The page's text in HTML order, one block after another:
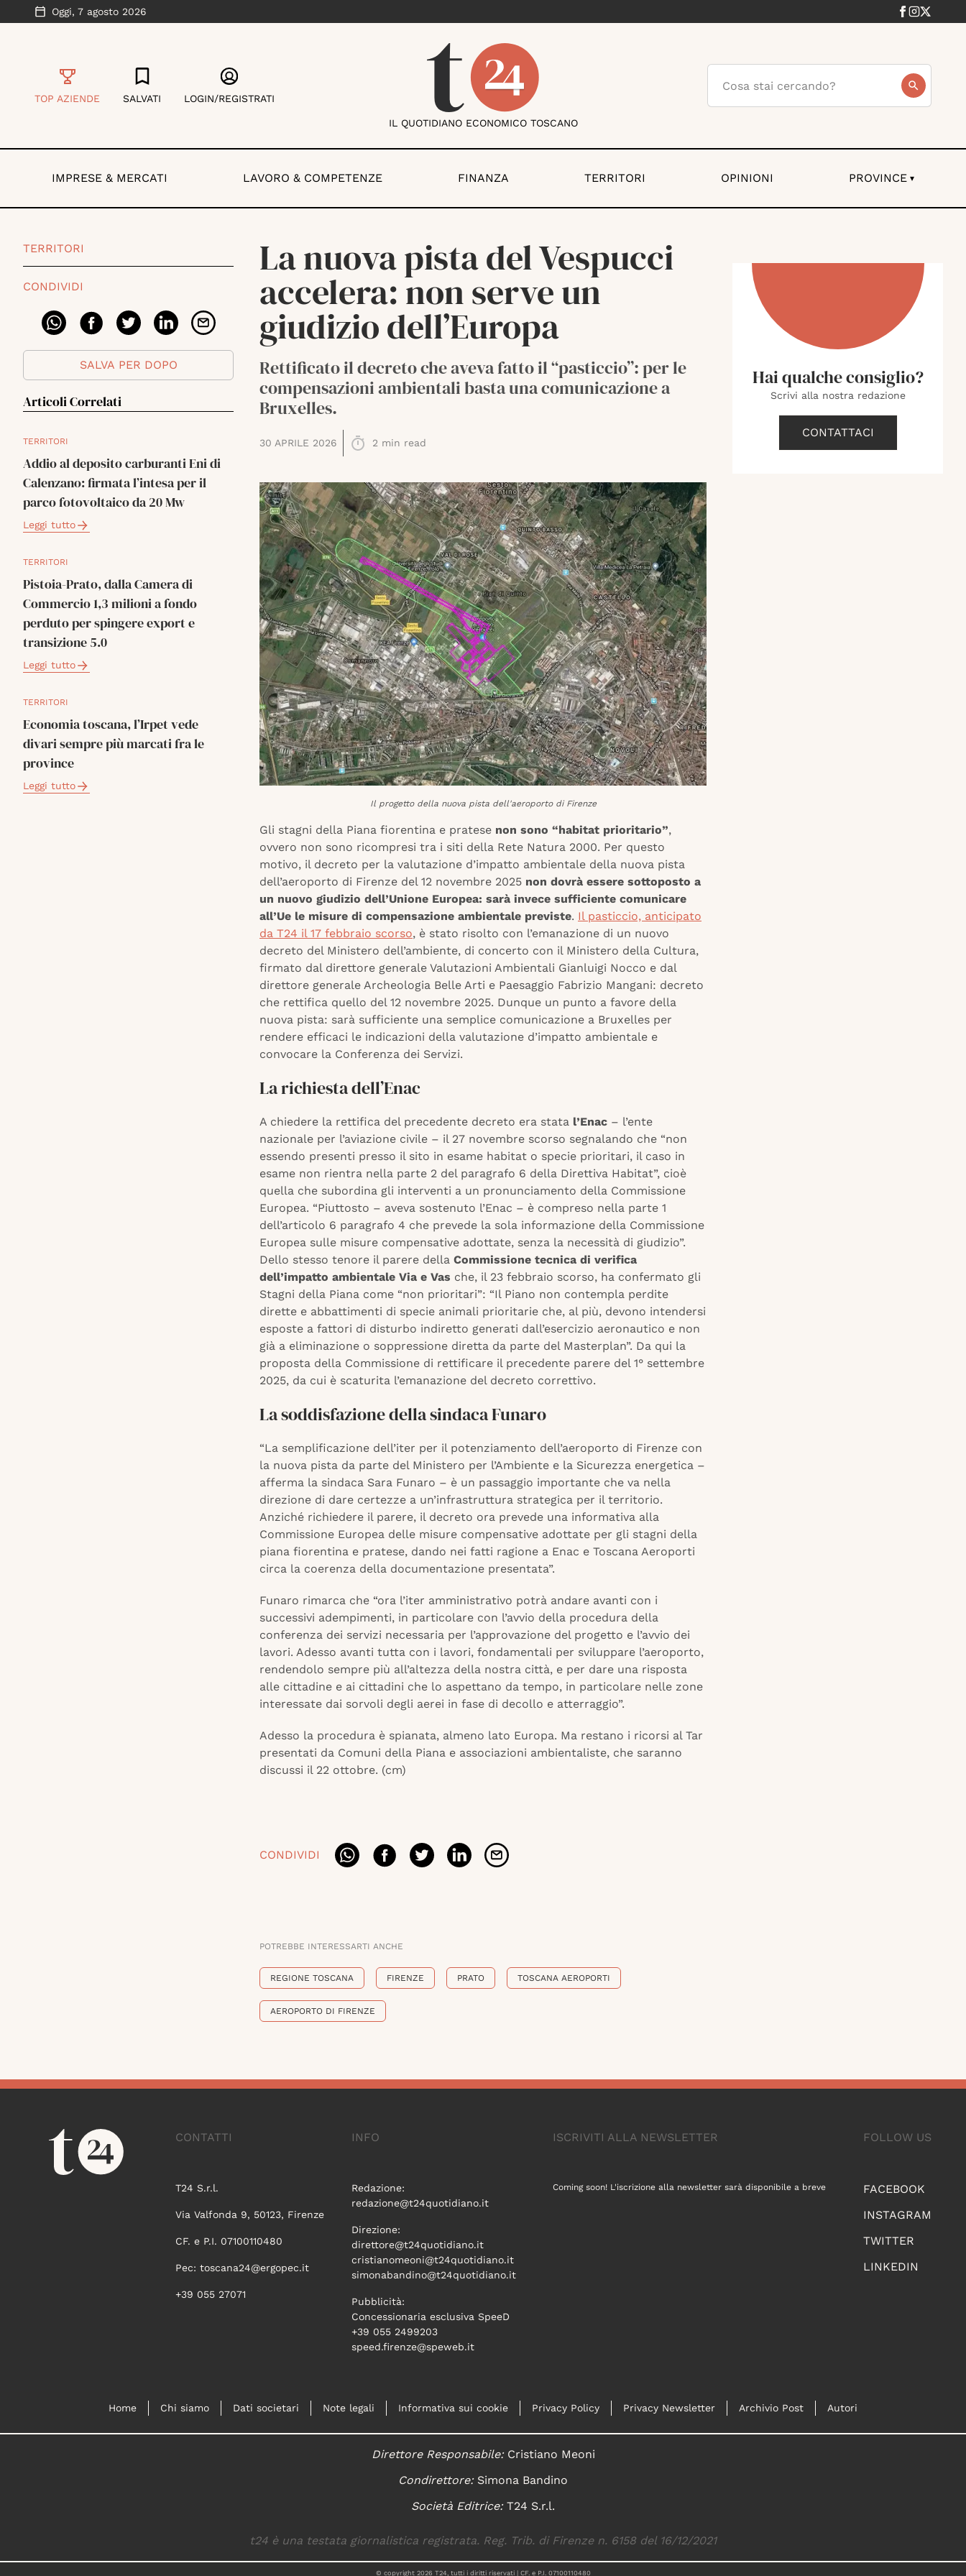
Oggi, 7 agosto 2026
TOP AZIENDE SALVATI LOGIN/REGISTRATI
IL QUOTIDIANO ECONOMICO TOSCANO
IMPRESE & MERCATI LAVORO & COMPETENZE FINANZA TERRITORI OPINIONI PROVINCE ▾
TERRITORI
CONDIVIDI
SALVA PER DOPO
Articoli Correlati
TERRITORI
Addio al deposito carburanti Eni di
Calenzano: firmata l’intesa per il
parco fotovoltaico da 20 Mw
Leggi tutto
TERRITORI
Pistoia-Prato, dalla Camera di
Commercio 1,3 milioni a fondo
perduto per spingere export e
transizione 5.0
Leggi tutto
TERRITORI
Economia toscana, l’Irpet vede
divari sempre più marcati fra le
province
Leggi tutto
La nuova pista del Vespucci
accelera: non serve un
giudizio dell’Europa
Rettificato il decreto che aveva fatto il “pasticcio”: per le
compensazioni ambientali basta una comunicazione a
Bruxelles.
30 APRILE 2026 2 min read
Il progetto della nuova pista dell'aeroporto di Firenze
Gli stagni della Piana fiorentina e pratese non sono “habitat prioritario”,
ovvero non sono ricompresi tra i siti della Rete Natura 2000. Per questo
motivo, il decreto per la valutazione d’impatto ambientale della nuova pista
dell’aeroporto di Firenze del 12 novembre 2025 non dovrà essere sottoposto a
un nuovo giudizio dell’Unione Europea: sarà invece sufficiente comunicare
all’Ue le misure di compensazione ambientale previste. Il pasticcio, anticipato
da T24 il 17 febbraio scorso, è stato risolto con l’emanazione di un nuovo
decreto del Ministero dell’ambiente, di concerto con il Ministero della Cultura,
firmato dal direttore generale Valutazioni Ambientali Gianluigi Nocco e dal
direttore generale Archeologia Belle Arti e Paesaggio Fabrizio Mangani: decreto
che rettifica quello del 12 novembre 2025. Dunque un punto a favore della
nuova pista: sarà sufficiente una semplice comunicazione a Bruxelles per
rendere efficaci le indicazioni della valutazione d’impatto ambientale e
convocare la Conferenza dei Servizi.
La richiesta dell’Enac
A chiedere la rettifica del precedente decreto era stata l’Enac – l’ente
nazionale per l’aviazione civile – il 27 novembre scorso segnalando che “non
essendo presenti presso il sito in esame habitat o specie prioritari, il caso in
esame non rientra nella parte 2 del paragrafo 6 della Direttiva Habitat”, cioè
quella che subordina gli interventi a un pronunciamento della Commissione
Europea. “Piuttosto – aveva sostenuto l’Enac – è compreso nella parte 1
dell’articolo 6 paragrafo 4 che prevede la sola informazione della Commissione
Europea sulle misure compensative adottate, senza la necessità di giudizio”.
Dello stesso tenore il parere della Commissione tecnica di verifica
dell’impatto ambientale Via e Vas che, il 23 febbraio scorso, ha confermato gli
Stagni della Piana come “non prioritari”: “Il Piano non contempla perdite
dirette e abbattimenti di specie animali prioritarie che, al più, devono intendersi
esposte a fattori di disturbo indiretto generati dall’esercizio aeronautico e non
già a eliminazione o soppressione diretta da parte del Masterplan”. Da qui la
proposta della Commissione di rettificare il precedente parere del 1° settembre
2025, da cui è scaturita l’emanazione del decreto correttivo.
La soddisfazione della sindaca Funaro
“La semplificazione dell’iter per il potenziamento dell’aeroporto di Firenze con
la nuova pista da parte del Ministero per l’Ambiente e la Sicurezza energetica –
afferma la sindaca Sara Funaro – è un passaggio importante che va nella
direzione di dare certezze a un’infrastruttura strategica per il territorio.
Anziché richiedere il parere, il decreto ora prevede una informativa alla
Commissione Europea delle misure compensative adottate per gli stagni della
piana fiorentina e pratese, dando nei fatti ragione a Enac e Toscana Aeroporti
circa la coerenza della documentazione presentata”.
Funaro rimarca che “ora l’iter amministrativo potrà andare avanti con i
successivi adempimenti, in particolare con l’avvio della procedura della
conferenza dei servizi necessaria per l’approvazione del progetto e l’avvio dei
lavori. Adesso avanti tutta con i lavori, fondamentali per sviluppare l’aeroporto,
rendendolo sempre più all’altezza della nostra città, e per dare una risposta
alle cittadine e ai cittadini che lo aspettano da tempo, in particolare nelle zone
interessate dai sorvoli degli aerei in fase di decollo e atterraggio”.
Adesso la procedura è spianata, almeno lato Europa. Ma restano i ricorsi al Tar
presentati da Comuni della Piana e associazioni ambientaliste, che saranno
discussi il 22 ottobre. (cm)
CONDIVIDI
POTREBBE INTERESSARTI ANCHE
REGIONE TOSCANA FIRENZE PRATO TOSCANA AEROPORTI
AEROPORTO DI FIRENZE
Hai qualche consiglio?
Scrivi alla nostra redazione
CONTATTACI
CONTATTI
T24 S.r.l.
Via Valfonda 9, 50123, Firenze
CF. e P.I. 07100110480
Pec: toscana24@ergopec.it
+39 055 27071
INFO
Redazione:
redazione@t24quotidiano.it
Direzione:
direttore@t24quotidiano.it
cristianomeoni@t24quotidiano.it
simonabandino@t24quotidiano.it
Pubblicità:
Concessionaria esclusiva SpeeD
+39 055 2499203
speed.firenze@speweb.it
FOLLOW US
FACEBOOK
INSTAGRAM
TWITTER
LINKEDIN
ISCRIVITI ALLA NEWSLETTER
Coming soon! L'iscrizione alla newsletter sarà disponibile a breve
Home Chi siamo Dati societari Note legali Informativa sui cookie Privacy Policy Privacy Newsletter Archivio Post Autori
Direttore Responsabile:Cristiano Meoni
Condirettore:Simona Bandino
Società Editrice:T24 S.r.l.
t24 è una testata giornalistica registrata. Reg. Trib. di Firenze n. 6158 del 16/12/2021
© copyright 2026 T24, tutti i diritti riservati | CF. e P.I. 07100110480